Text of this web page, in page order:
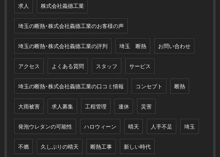
求人 株式会社義德工業
埼玉の断熱･株式会社義德工業のお客様の声
埼玉の断熱･株式会社義德工業の評判 埼玉 断熱 お問い合わせ
アクセス よくある質問 スタッフ サービス
埼玉の断熱･株式会社義德工業の口コミ情報 コンセプト 断熱
大雨被害 求人募集 工程管理 連休 災害
発泡ウレタンの可能性 ハロウィーン 晴天 人手不足 埼玉
不燃 久しぶりの晴天 断熱工事 新しい時代